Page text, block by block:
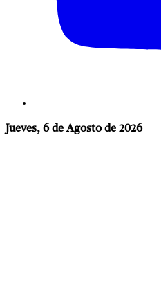
Jueves, 6 de Agosto de 2026